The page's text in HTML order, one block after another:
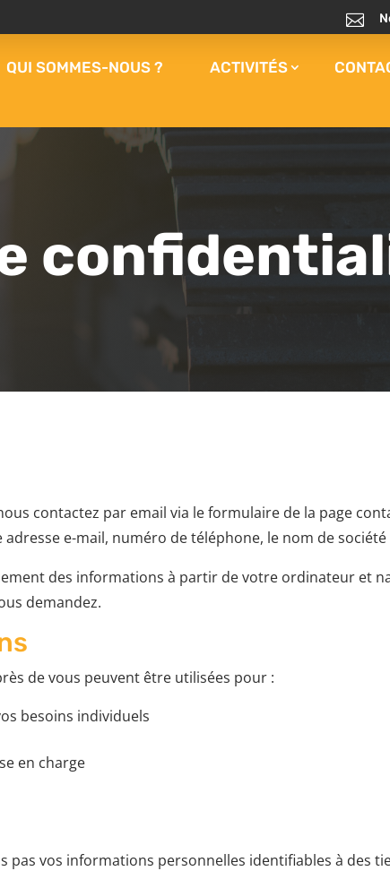

QUI SOMMES-NOUS ? ACTIVITÉS
contactez par email via le formulaire de la page
e-mail, numéro de téléphone, le nom de
des informations à partir de votre ordinateur et
demandez.
de vous peuvent être utilisées pour :
besoins individuels
en charge
pas vos informations personnelles identifiables à des